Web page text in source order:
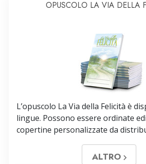
OPUSCOLO LA VIA DELLA
L’opuscolo La Via della Felicità è
lingue. Possono essere ordinate
copertine personalizzate da
ALTRO